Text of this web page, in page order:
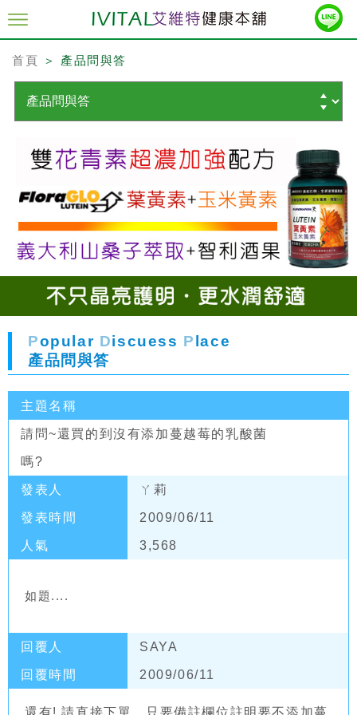
首頁 ＞ 產品問與答
Popular Discuess P lace
產品問與答
主題名稱
請問~還買的到沒有添加蔓越莓的乳酸菌
嗎?
發表人 ㄚ莉
發表時間 2009/06/11
人氣 3,568
如題....
回覆人 SAYA
回覆時間 2009/06/11
還有! 請直接下單，只要備註欄位註明要不添加蔓